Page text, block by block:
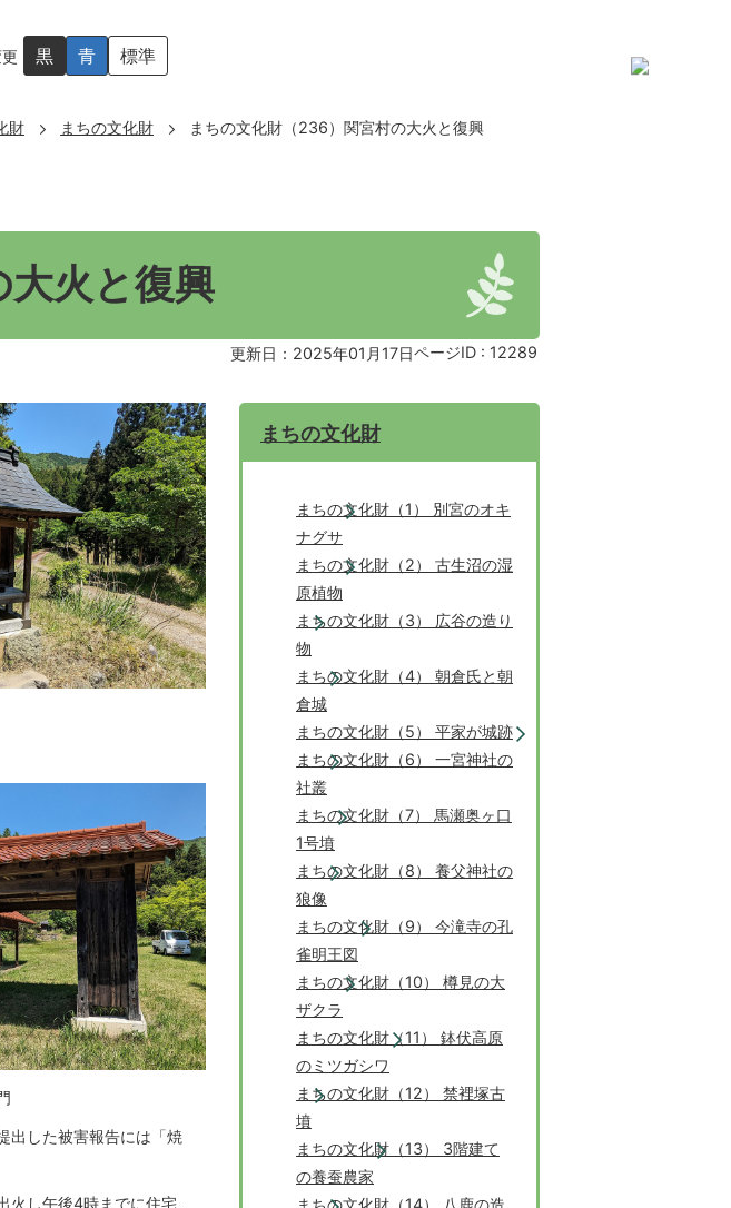
黒 青 標準
財 まちの文化財 まちの文化財（236）関宮村の大火と復興
火と復興
更新日：2025年01月17日ページID : 12289
出した被害報告には「焼
し午後4時までに住宅、
まちの文化財
まちの文化財（1） 別宮のオキ
ナグサ
まちの文化財（2） 古生沼の湿
原植物
まちの文化財（3） 広谷の造り
物
まちの文化財（4） 朝倉氏と朝
倉城
まちの文化財（5） 平家が城跡
まちの文化財（6） 一宮神社の
社叢
まちの文化財（7） 馬瀬奥ヶ口
1号墳
まちの文化財（8） 養父神社の
狼像
まちの文化財（9） 今滝寺の孔
雀明王図
まちの文化財（10） 樽見の大
ザクラ
まちの文化財（11） 鉢伏高原
のミツガシワ
まちの文化財（12） 禁裡塚古
墳
まちの文化財（13） 3階建て
の養蚕農家
まちの文化財（14） 八鹿の造